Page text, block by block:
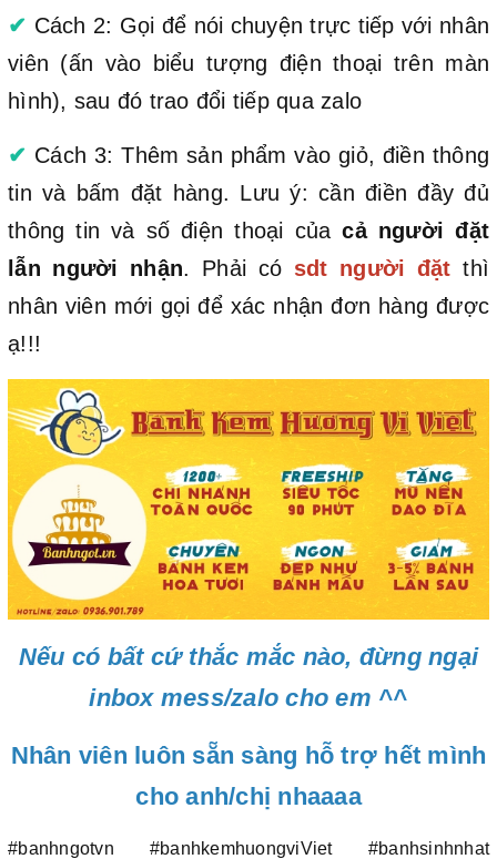
✔ Cách 2: Gọi để nói chuyện trực tiếp với nhân
viên (ấn vào biểu tượng điện thoại trên màn
hình), sau đó trao đổi tiếp qua zalo
✔ Cách 3: Thêm sản phẩm vào giỏ, điền thông
tin và bấm đặt hàng. Lưu ý: cần điền đầy đủ
thông tin và số điện thoại củacả người đặt
lẫn người nhận. Phải có sdt người đặt thì
nhân viên mới gọi để xác nhận đơn hàng được
ạ!!!
Nếu có bất cứ thắc mắc nào, đừng ngại
inbox mess/zalo cho em ^^
Nhân viên luôn sẵn sàng hỗ trợ hết mình
cho anh/chị nhaaaa
#banhngotvn #banhkemhuongviViet #banhsinhnhat